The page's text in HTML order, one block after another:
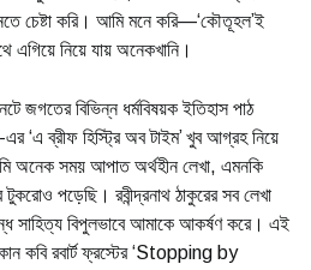
চেষ্টা করি। আমি মনে করি—‘কৌতূহল’ই
নিয়ে যায় অনেকখানি।
জগতের বিভিন্ন ধর্মবিষয়ক ইতিহাস পাঠ
‘এ ব্রীফ হিস্ট্রি অব টাইম’ খুব আগ্রহ নিয়ে
অনেক সময় আপাত অর্থহীন লেখা, এমনকি
টুকরোও পড়েছি। রবীন্দ্রনাথ ঠাকুরের সব লেখা
সাহিত্য বিপুলভাবে আমাকে আকর্ষণ করে। এই
কবি রবার্ট ফ্রস্টের ‘Stopping by